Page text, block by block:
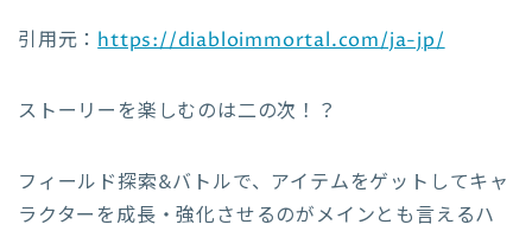
引用元： https://diabloimmortal.com/ja-jp/
ストーリーを楽しむのは二の次！？
フィールド探索&バトルで、アイテムをゲットしてキャ
ラクターを成長・強化させるのがメインとも言えるハ